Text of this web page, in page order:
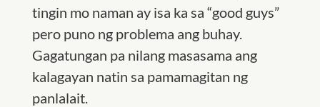
tingin mo naman ay isa ka sa “good guys”
pero puno ng problema ang buhay.
Gagatungan pa nilang masasama ang
kalagayan natin sa pamamagitan ng
panlalait.